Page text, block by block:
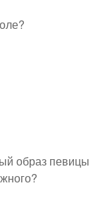
образ певицы